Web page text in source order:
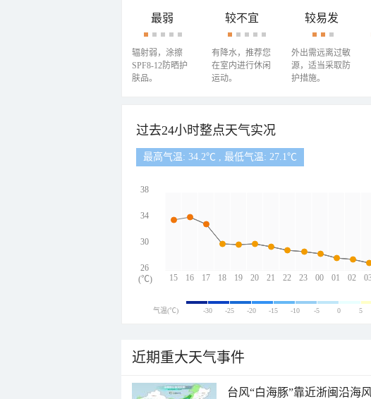
最弱
辐射弱，涂擦
SPF8-12防晒护
肤品。
较不宜
有降水，推荐您
在室内进行休闲
运动。
较易发
外出需远离过敏
源，适当采取防
护措施。
过去24小时整点天气实况
最高气温: 34.2℃ , 最低气温: 27.1℃
15 16 17 18 19 20 21 22 23 00 01 02
38
34
30
26
(℃)
气温(℃) -30 -25 -20 -15 -10 -5 0 5
近期重大天气事件
台风“白海豚”靠近浙闽沿海